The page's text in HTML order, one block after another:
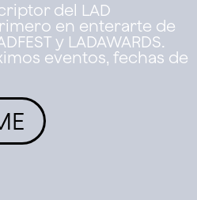
del LAD
en enterarte de
y LADAWARDS.
eventos, fechas de